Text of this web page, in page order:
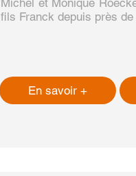
Michel et Monique
fils Franck depuis près de
En savoir +